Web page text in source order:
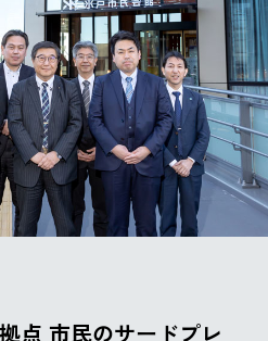
点 市民のサードプレ